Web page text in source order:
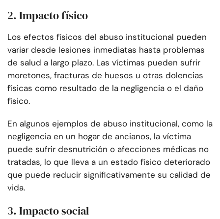
2. Impacto físico
Los efectos físicos del abuso institucional pueden
variar desde lesiones inmediatas hasta problemas
de salud a largo plazo. Las víctimas pueden sufrir
moretones, fracturas de huesos u otras dolencias
físicas como resultado de la negligencia o el daño
físico.
En algunos ejemplos de abuso institucional, como la
negligencia en un hogar de ancianos, la víctima
puede sufrir desnutrición o afecciones médicas no
tratadas, lo que lleva a un estado físico deteriorado
que puede reducir significativamente su calidad de
vida.
3. Impacto social